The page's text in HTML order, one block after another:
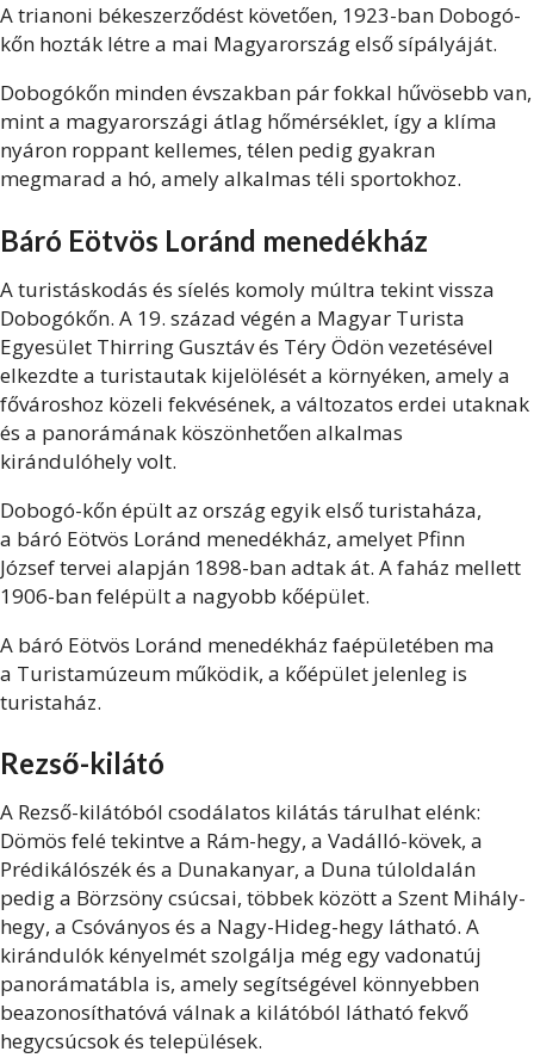
A trianoni békeszerződést követően, 1923-ban Dobogó-
kőn hozták létre a mai Magyarország első sípályáját.
Dobogókőn minden évszakban pár fokkal hűvösebb van,
mint a magyarországi átlag hőmérséklet, így a klíma
nyáron roppant kellemes, télen pedig gyakran
megmarad a hó, amely alkalmas téli sportokhoz.
Báró Eötvös Loránd menedékház
A turistáskodás és síelés komoly múltra tekint vissza
Dobogókőn. A 19. század végén a Magyar Turista
Egyesület Thirring Gusztáv és Téry Ödön vezetésével
elkezdte a turistautak kijelölését a környéken, amely a
fővároshoz közeli fekvésének, a változatos erdei utaknak
és a panorámának köszönhetően alkalmas
kirándulóhely volt.
Dobogó-kőn épült az ország egyik első turistaháza,
a báró Eötvös Loránd menedékház, amelyet Pfinn
József tervei alapján 1898-ban adtak át. A faház mellett
1906-ban felépült a nagyobb kőépület.
A báró Eötvös Loránd menedékház faépületében ma
a Turistamúzeum működik, a kőépület jelenleg is
turistaház.
Rezső-kilátó
A Rezső-kilátóból csodálatos kilátás tárulhat elénk:
Dömös felé tekintve a Rám-hegy, a Vadálló-kövek, a
Prédikálószék és a Dunakanyar, a Duna túloldalán
pedig a Börzsöny csúcsai, többek között a Szent Mihály-
hegy, a Csóványos és a Nagy-Hideg-hegy látható. A
kirándulók kényelmét szolgálja még egy vadonatúj
panorámatábla is, amely segítségével könnyebben
beazonosíthatóvá válnak a kilátóból látható fekvő
hegycsúcsok és települések.